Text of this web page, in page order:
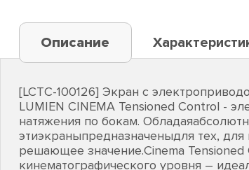
Описание
[LCTC-100126] Экран с
LUMIEN CINEMA Tensioned Control -
натяжения по бокам.
этиэкраныпредназначеныдля тех, для
решающее значение.Сinema
кинематографического уровня –